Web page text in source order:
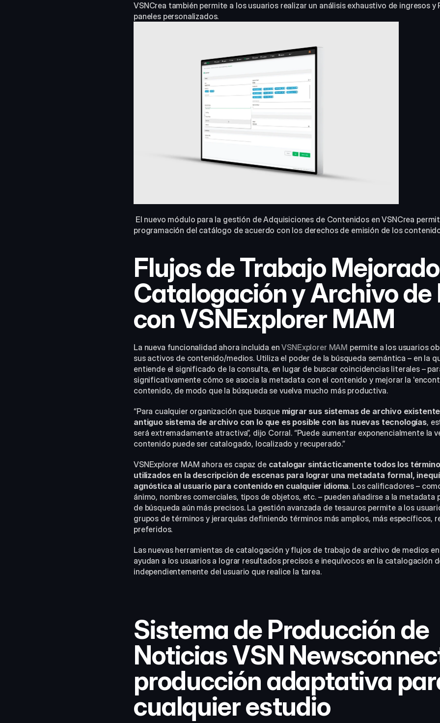
VSNCrea también permite a los usuarios realizar un análisis exhaustivo de ingresos y
paneles personalizados.
programación del catálogo de acuerdo con los derechos de emisión de los
Flujos de Trabajo
Catalogación y Archivo de
con VSNExplorer MAM
La nueva funcionalidad ahora incluida en VSNExplorer MAM permite a los usuarios
sus activos de contenido/medios. Utiliza el poder de la búsqueda semántica – en la
entiende el significado de la consulta, en lugar de buscar coincidencias literales –
significativamente cómo se asocia la metadata con el contenido y mejorar la
contenido, de modo que la búsqueda se vuelva mucho más productiva.
“Para cualquier organización que busque migrar sus sistemas de archivo
antiguo sistema de archivo con lo que es posible con las nuevas tecnologías,
será extremadamente atractiva”, dijo Corral. “Puede aumentar exponencialmente la
contenido puede ser catalogado, localizado y recuperado.”
VSNExplorer MAM ahora es capaz de catalogar sintácticamente todos los
utilizados en la descripción de escenas para lograr una metadata formal,
agnóstica al usuario para contenido en cualquier idioma. Los calificadores –
ánimo, nombres comerciales, tipos de objetos, etc. – pueden añadirse a la metadata
de búsqueda aún más precisos. La gestión avanzada de tesauros permite a los
grupos de términos y jerarquías definiendo términos más amplios, más específicos,
preferidos.
Las nuevas herramientas de catalogación y flujos de trabajo de archivo de medios
ayudan a los usuarios a lograr resultados precisos e inequívocos en la catalogación
independientemente del usuario que realice la tarea.
Sistema de Producción de
Noticias VSN
producción adaptativa
cualquier estudio